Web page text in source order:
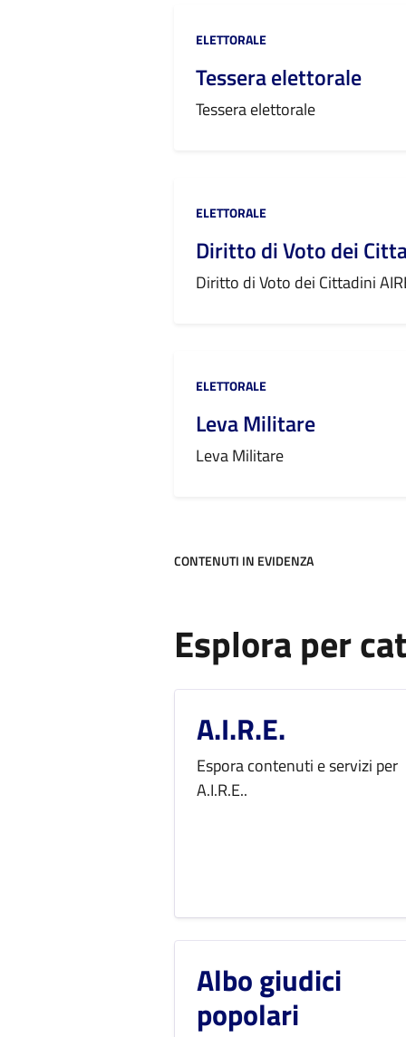
Categoria:
ELETTORALE
Tessera elettorale
Tessera elettorale
Categoria:
ELETTORALE
Diritto di Voto dei
Diritto di Voto dei Cittadini
Categoria:
ELETTORALE
Leva Militare
Leva Militare
CONTENUTI IN EVIDENZA
Esplora per
A.I.R.E.
Espora contenuti e servizi per
A.I.R.E..
Albo giudici
popolari